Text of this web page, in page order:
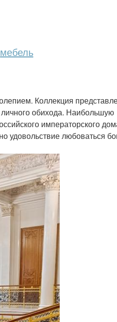
мебель
Коллекция
обихода. Наибольшую
императорского
удовольствие любоваться